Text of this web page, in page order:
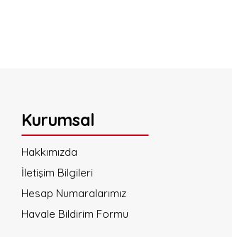
Kurumsal
Hakkımızda
İletişim Bilgileri
Hesap Numaralarımız
Havale Bildirim Formu